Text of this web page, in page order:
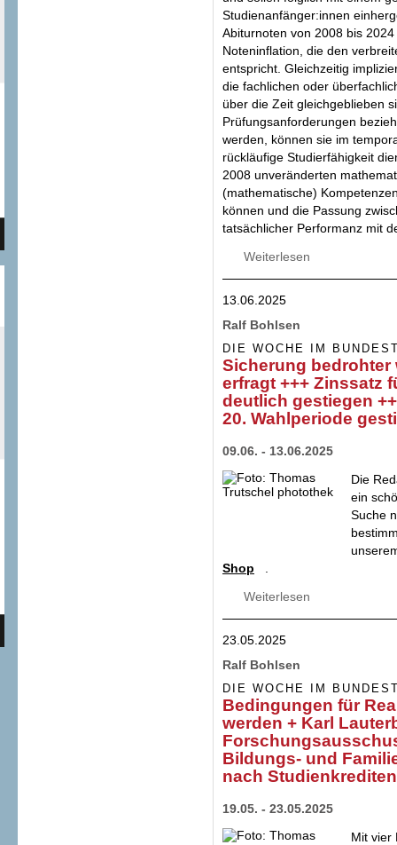
Studienanfänger:innen
Abiturnoten von 2008 bis
Noteninflation, die den
entspricht. Gleichzeitig
die fachlichen oder
über die Zeit gleichgeblieben
Prüfungsanforderungen
werden, können sie im
rückläufige Studierfähigkeit
2008 unveränderten
(mathematische)
können und die Passung
tatsächlicher Performanz mit
Weiterlesen
13.06.2025
Ralf Bohlsen
DIE WOCHE IM
Sicherung
erfragt +++ Zinssatz
deutlich gestiegen
20. Wahlperiode
09.06. - 13.06.2025
Die
ein
Suche
Shop
Weiterlesen
23.05.2025
Ralf Bohlsen
DIE WOCHE IM
Bedingungen für
werden + Karl
Bildungs- und
nach Studienkrediten
19.05. - 23.05.2025
Mit vier